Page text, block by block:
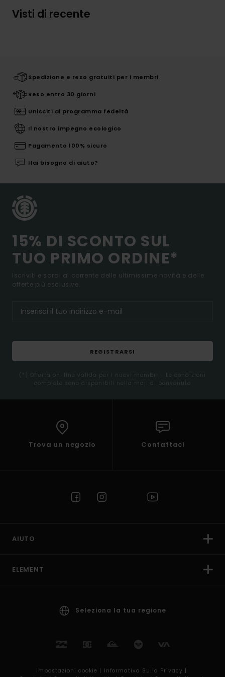
Visti di recente
Spedizione e reso gratuiti per i membri
Reso entro 30 giorni
Unisciti al programma fedeltà
Il nostro impegno ecologico
Pagamento 100% sicuro
Hai bisogno di aiuto?
15% DI SCONTO SUL
TUO PRIMO ORDINE*
Iscriviti e sarai al corrente delle ultimissime novità e delle
offerte più esclusive.
REGISTRARSI
(*) Offerta on-line valida per i nuovi membri - Le condizioni
complete sono disponibili nella mail di benvenuto
Trova un negozio Contattaci
AIUTO
ELEMENT
Seleziona la tua regione
Impostazioni cookie | Informativa Sulla Privacy |